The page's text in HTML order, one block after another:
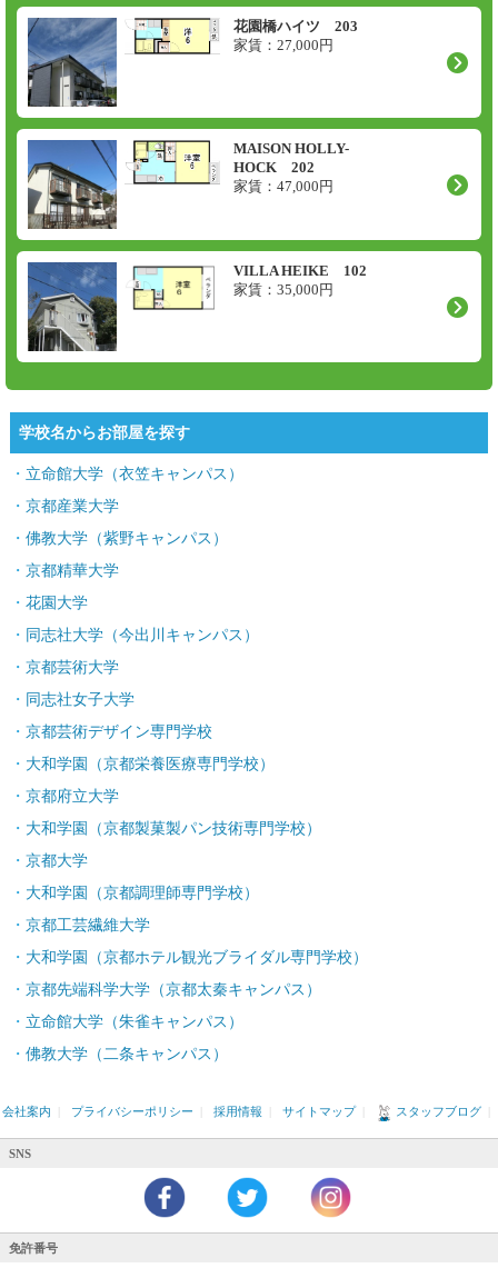
花園橋ハイツ 203
家賃： 27,000 円
MAISON HOLLY-
HOCK 202
家賃： 47,000 円
VILLA HEIKE 102
家賃： 35,000 円
学校名からお部屋を探す
立命館大学（衣笠キャンパス）
京都産業大学
佛教大学（紫野キャンパス）
京都精華大学
花園大学
同志社大学（今出川キャンパス）
京都芸術大学
同志社女子大学
京都芸術デザイン専門学校
大和学園（京都栄養医療専門学校）
京都府立大学
大和学園（京都製菓製パン技術専門学校）
京都大学
大和学園（京都調理師専門学校）
京都工芸繊維大学
大和学園（京都ホテル観光ブライダル専門学校）
京都先端科学大学（京都太秦キャンパス）
立命館大学（朱雀キャンパス）
佛教大学（二条キャンパス）
会社案内 プライバシーポリシー 採用情報 サイトマップ スタッフブログ
SNS
免許番号